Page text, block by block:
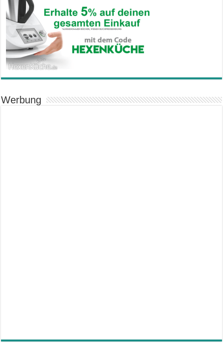
Werbung